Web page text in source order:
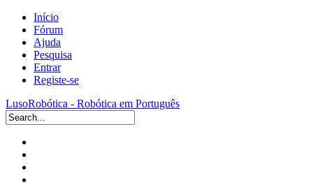
Início
Fórum
Ajuda
Pesquisa
Entrar
Registe-se
LusoRobótica - Robótica em Português